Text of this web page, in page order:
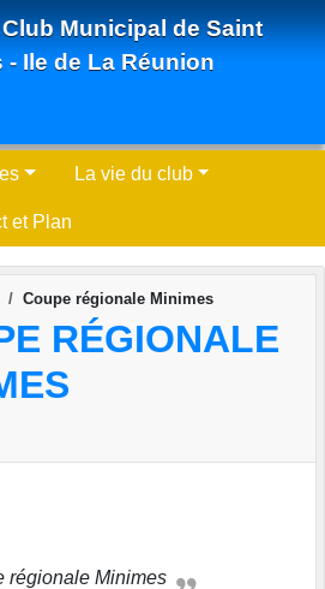
Municipal de Saint
- Ile de La Réunion
La vie du club
et Plan
Coupe régionale Minimes
RÉGIONALE
régionale Minimes